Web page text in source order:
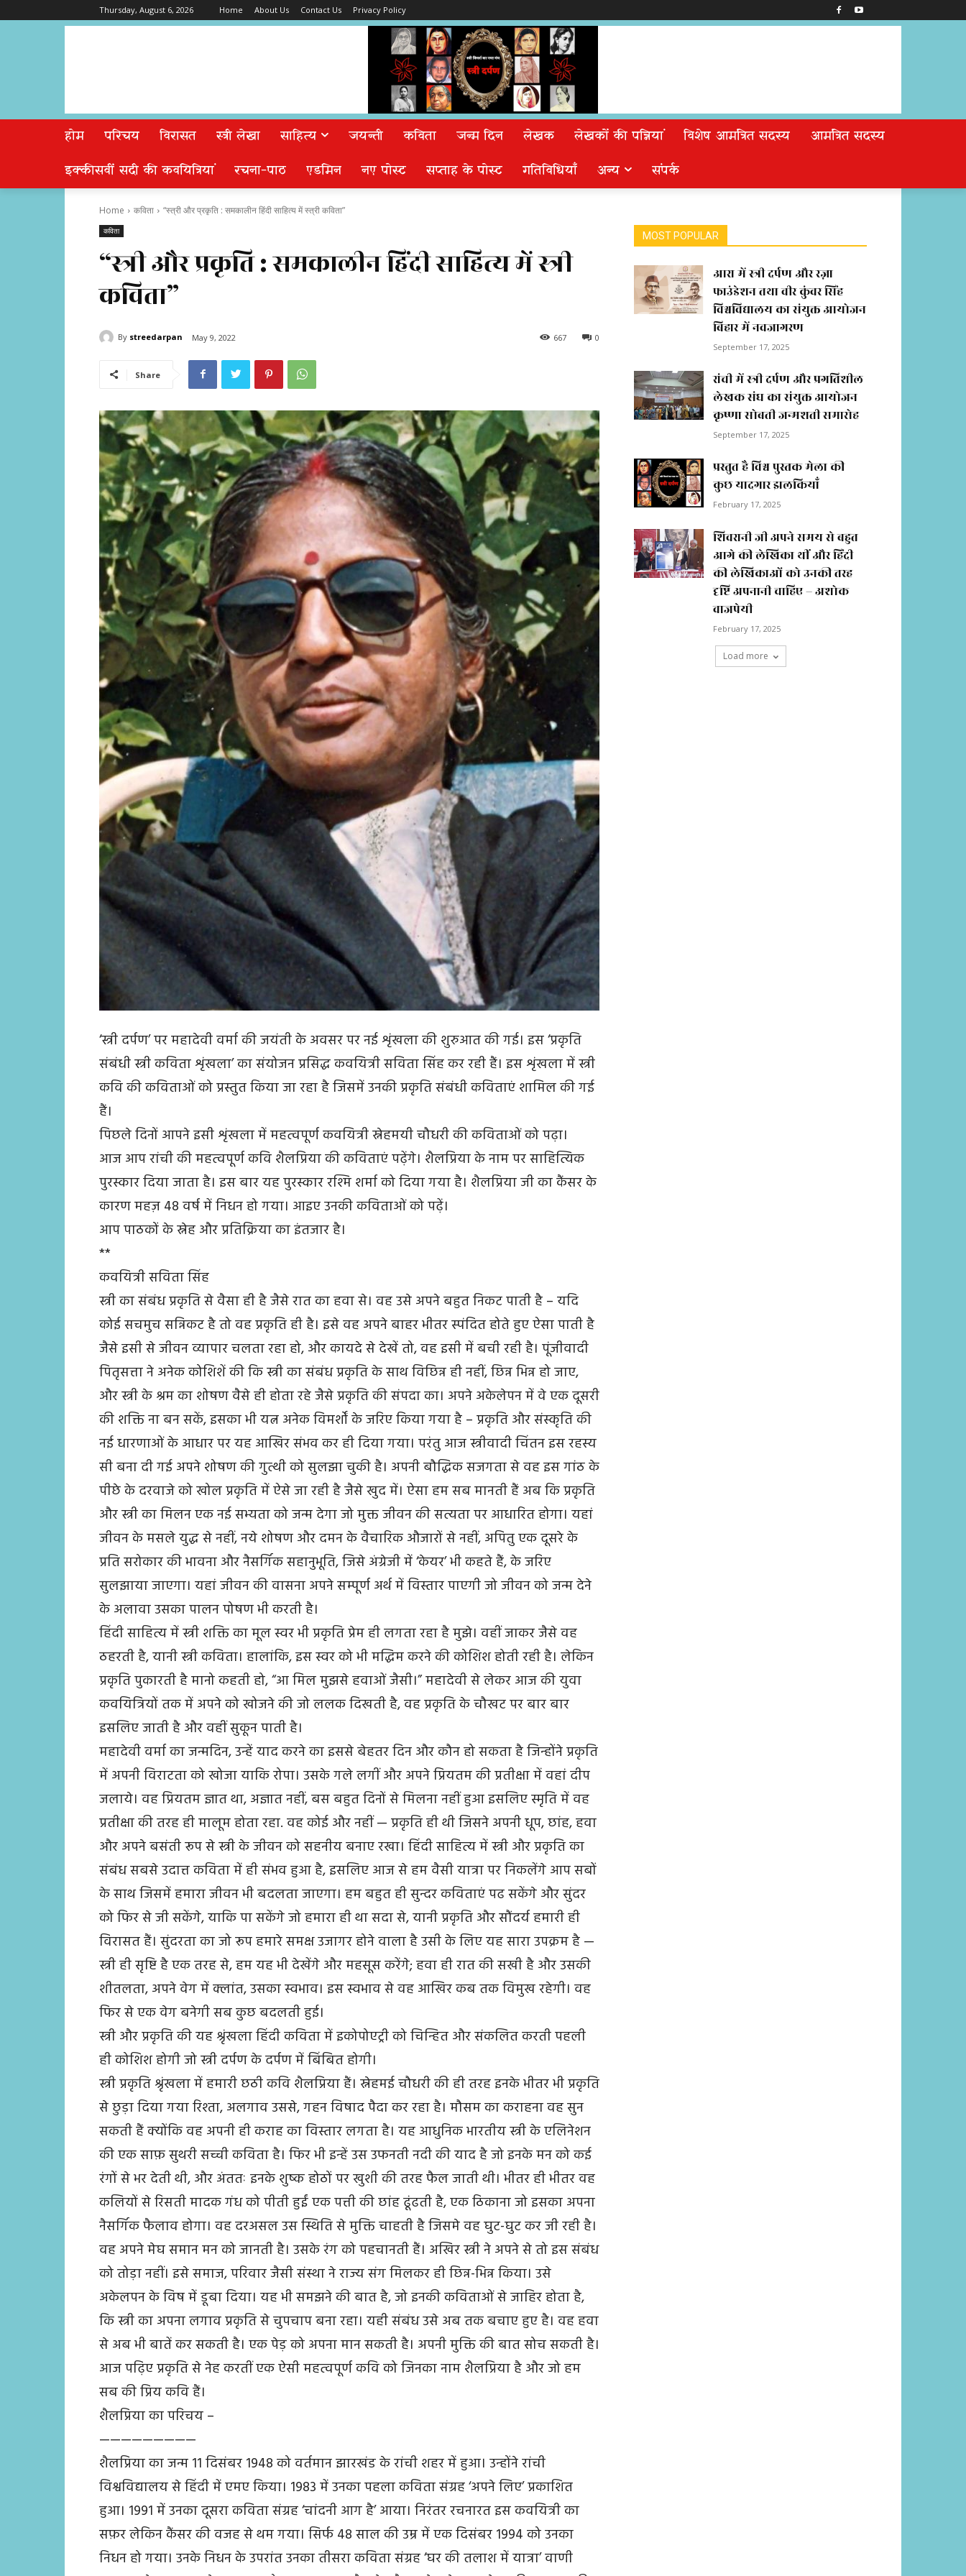
Thursday, August 6, 2026 Home About Us Contact Us Privacy Policy
होम परिचय विरासत स्त्री लेखा साहित्य जयन्ती कविता जन्म दिन लेखक लेखकों की पत्नियां विशेष आमंत्रित सदस्य
आमंत्रित सदस्य
इक्कीसवीं सदी की कवयित्रियां
रचना-पाठ एडमिन नए पोस्ट सप्ताह के पोस्ट गतिविधियाँ अन्य संपर्क
Home कविता “स्त्री और प्रकृति : समकालीन हिंदी साहित्य में स्त्री कविता”
कविता
“स्त्री और प्रकृति : समकालीन हिंदी साहित्य में स्त्री
कविता”
By streedarpan May 9, 2022 0
667
Share
‘स्त्री दर्पण’ पर महादेवी वर्मा की जयंती के अवसर पर नई शृंखला की शुरुआत की गई। इस ‘प्रकृति
संबंधी स्त्री कविता शृंखला’ का संयोजन प्रसिद्ध कवयित्री सविता सिंह कर रही हैं। इस शृंखला में स्त्री
कवि की कविताओं को प्रस्तुत किया जा रहा है जिसमें उनकी प्रकृति संबंधी कविताएं शामिल की गई
हैं।
पिछले दिनों आपने इसी शृंखला में महत्वपूर्ण कवयित्री स्नेहमयी चौधरी की कविताओं को पढ़ा।
आज आप रांची की महत्वपूर्ण कवि शैलप्रिया की कविताएं पढ़ेंगे। शैलप्रिया के नाम पर साहित्यिक
पुरस्कार दिया जाता है। इस बार यह पुरस्कार रश्मि शर्मा को दिया गया है। शैलप्रिया जी का कैंसर के
कारण महज़ 48 वर्ष में निधन हो गया। आइए उनकी कविताओं को पढ़ें।
आप पाठकों के स्नेह और प्रतिक्रिया का इंतजार है।
**
कवयित्री सविता सिंह
स्त्री का संबंध प्रकृति से वैसा ही है जैसे रात का हवा से। वह उसे अपने बहुत निकट पाती है – यदि
कोई सचमुच सन्निकट है तो वह प्रकृति ही है। इसे वह अपने बाहर भीतर स्पंदित होते हुए ऐसा पाती है
जैसे इसी से जीवन व्यापार चलता रहा हो, और कायदे से देखें तो, वह इसी में बची रही है। पूंजीवादी
पितृसत्ता ने अनेक कोशिशें की कि स्त्री का संबंध प्रकृति के साथ विछिन्न ही नहीं, छिन्न भिन्न हो जाए,
और स्त्री के श्रम का शोषण वैसे ही होता रहे जैसे प्रकृति की संपदा का। अपने अकेलेपन में वे एक दूसरी
की शक्ति ना बन सकें, इसका भी यत्न अनेक विमर्शों के जरिए किया गया है – प्रकृति और संस्कृति की
नई धारणाओं के आधार पर यह आखिर संभव कर ही दिया गया। परंतु आज स्त्रीवादी चिंतन इस रहस्य
सी बना दी गई अपने शोषण की गुत्थी को सुलझा चुकी है। अपनी बौद्धिक सजगता से वह इस गांठ के
पीछे के दरवाजे को खोल प्रकृति में ऐसे जा रही है जैसे खुद में। ऐसा हम सब मानती हैं अब कि प्रकृति
और स्त्री का मिलन एक नई सभ्यता को जन्म देगा जो मुक्त जीवन की सत्यता पर आधारित होगा। यहां
जीवन के मसले युद्ध से नहीं, नये शोषण और दमन के वैचारिक औजारों से नहीं, अपितु एक दूसरे के
प्रति सरोकार की भावना और नैसर्गिक सहानुभूति, जिसे अंग्रेजी में ‘केयर’ भी कहते हैं, के जरिए
सुलझाया जाएगा। यहां जीवन की वासना अपने सम्पूर्ण अर्थ में विस्तार पाएगी जो जीवन को जन्म देने
के अलावा उसका पालन पोषण भी करती है।
हिंदी साहित्य में स्त्री शक्ति का मूल स्वर भी प्रकृति प्रेम ही लगता रहा है मुझे। वहीं जाकर जैसे वह
ठहरती है, यानी स्त्री कविता। हालांकि, इस स्वर को भी मद्धिम करने की कोशिश होती रही है। लेकिन
प्रकृति पुकारती है मानो कहती हो, “आ मिल मुझसे हवाओं जैसी।” महादेवी से लेकर आज की युवा
कवयित्रियों तक में अपने को खोजने की जो ललक दिखती है, वह प्रकृति के चौखट पर बार बार
इसलिए जाती है और वहीं सुकून पाती है।
महादेवी वर्मा का जन्मदिन, उन्हें याद करने का इससे बेहतर दिन और कौन हो सकता है जिन्होंने प्रकृति
में अपनी विराटता को खोजा याकि रोपा। उसके गले लगीं और अपने प्रियतम की प्रतीक्षा में वहां दीप
जलाये। वह प्रियतम ज्ञात था, अज्ञात नहीं, बस बहुत दिनों से मिलना नहीं हुआ इसलिए स्मृति में वह
प्रतीक्षा की तरह ही मालूम होता रहा. वह कोई और नहीं — प्रकृति ही थी जिसने अपनी धूप, छांह, हवा
और अपने बसंती रूप से स्त्री के जीवन को सहनीय बनाए रखा। हिंदी साहित्य में स्त्री और प्रकृति का
संबंध सबसे उदात्त कविता में ही संभव हुआ है, इसलिए आज से हम वैसी यात्रा पर निकलेंगे आप सबों
के साथ जिसमें हमारा जीवन भी बदलता जाएगा। हम बहुत ही सुन्दर कविताएं पढ सकेंगे और सुंदर
को फिर से जी सकेंगे, याकि पा सकेंगे जो हमारा ही था सदा से, यानी प्रकृति और सौंदर्य हमारी ही
विरासत हैं। सुंदरता का जो रूप हमारे समक्ष उजागर होने वाला है उसी के लिए यह सारा उपक्रम है —
स्त्री ही सृष्टि है एक तरह से, हम यह भी देखेंगे और महसूस करेंगे; हवा ही रात की सखी है और उसकी
शीतलता, अपने वेग में क्लांत, उसका स्वभाव। इस स्वभाव से वह आखिर कब तक विमुख रहेगी। वह
फिर से एक वेग बनेगी सब कुछ बदलती हुई।
स्त्री और प्रकृति की यह श्रृंखला हिंदी कविता में इकोपोएट्री को चिन्हित और संकलित करती पहली
ही कोशिश होगी जो स्त्री दर्पण के दर्पण में बिंबित होगी।
स्त्री प्रकृति श्रृंखला में हमारी छठी कवि शैलप्रिया हैं। स्नेहमई चौधरी की ही तरह इनके भीतर भी प्रकृति
से छुड़ा दिया गया रिश्ता, अलगाव उससे, गहन विषाद पैदा कर रहा है। मौसम का कराहना वह सुन
सकती हैं क्योंकि वह अपनी ही कराह का विस्तार लगता है। यह आधुनिक भारतीय स्त्री के एलिनेशन
की एक साफ़ सुथरी सच्ची कविता है। फिर भी इन्हें उस उफनती नदी की याद है जो इनके मन को कई
रंगों से भर देती थी, और अंततः इनके शुष्क होठों पर खुशी की तरह फैल जाती थी। भीतर ही भीतर वह
कलियों से रिसती मादक गंध को पीती हुईं एक पत्ती की छांह ढूंढती है, एक ठिकाना जो इसका अपना
नैसर्गिक फैलाव होगा। वह दरअसल उस स्थिति से मुक्ति चाहती है जिसमे वह घुट-घुट कर जी रही है।
वह अपने मेघ समान मन को जानती है। उसके रंग को पहचानती हैं। अखिर स्त्री ने अपने से तो इस संबंध
को तोड़ा नहीं। इसे समाज, परिवार जैसी संस्था ने राज्य संग मिलकर ही छिन्न-भिन्न किया। उसे
अकेलपन के विष में डूबा दिया। यह भी समझने की बात है, जो इनकी कविताओं से जाहिर होता है,
कि स्त्री का अपना लगाव प्रकृति से चुपचाप बना रहा। यही संबंध उसे अब तक बचाए हुए है। वह हवा
से अब भी बातें कर सकती है। एक पेड़ को अपना मान सकती है। अपनी मुक्ति की बात सोच सकती है।
आज पढ़िए प्रकृति से नेह करतीं एक ऐसी महत्वपूर्ण कवि को जिनका नाम शैलप्रिया है और जो हम
सब की प्रिय कवि हैं।
शैलप्रिया का परिचय –
—————————
शैलप्रिया का जन्म 11 दिसंबर 1948 को वर्तमान झारखंड के रांची शहर में हुआ। उन्होंने रांची
विश्वविद्यालय से हिंदी में एमए किया। 1983 में उनका पहला कविता संग्रह ‘अपने लिए’ प्रकाशित
हुआ। 1991 में उनका दूसरा कविता संग्रह ‘चांदनी आग है’ आया। निरंतर रचनारत‌ इस कवयित्री का
सफ़र लेकिन कैंसर की वजह से थम गया। सिर्फ 48 साल की उम्र में एक दिसंबर 1994 को उनका
निधन हो गया। उनके निधन के उपरांत उनका तीसरा कविता संग्रह ‘घर की तलाश में यात्रा’ वाणी
MOST POPULAR
आरा में स्त्री दर्पण और रज़ा
फाउंडेशन तथा वीर कुंवर सिंह
विश्वविद्यालय का संयुक्त आयोजन
बिहार में नवजागरण
September 17, 2025
रांची में स्त्री दर्पण और प्रगतिशील
लेखक संघ का संयुक्त आयोजन
कृष्णा सोबती जन्मशती समारोह
September 17, 2025
प्रस्तुत है विश्व पुस्तक मेला की
कुछ यादगार झलकियाॅं
February 17, 2025
शिवरानी जी अपने समय से बहुत
आगे की लेखिका थीं और हिंदी
की लेखिकाओं को उनकी तरह
दृष्टि अपनानी चाहिए – अशोक
वाजपेयी
February 17, 2025
Load more